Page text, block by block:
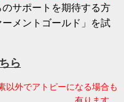
のサポートを期待する方
メントゴールド」を試
ら
以外でアトピーになる場合も